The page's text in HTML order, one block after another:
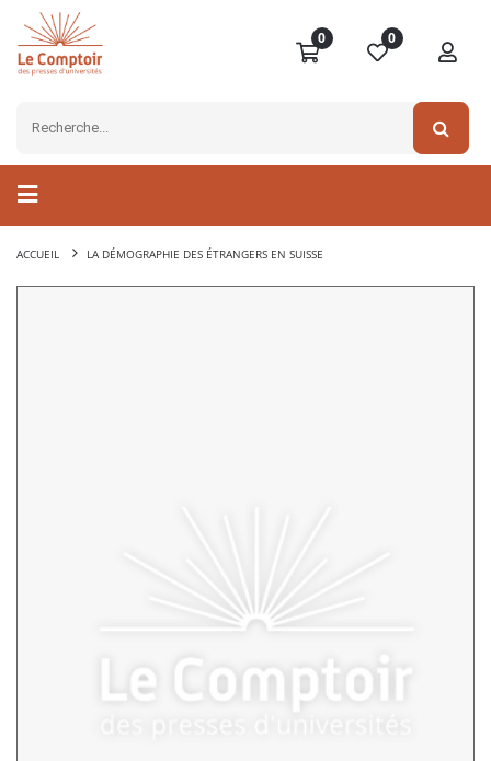
0 0
ACCUEIL LA DÉMOGRAPHIE DES ÉTRANGERS EN SUISSE